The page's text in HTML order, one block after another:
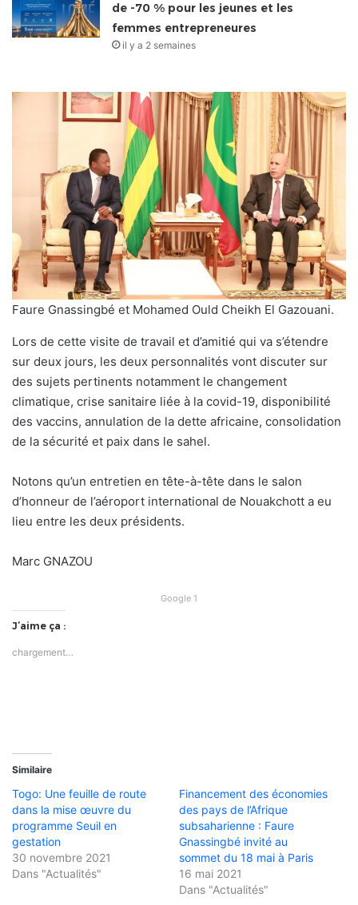
de -70 % pour les jeunes et les
femmes entrepreneures
il y a 2 semaines
Faure Gnassingbé et Mohamed Ould Cheikh El Gazouani.
Lors de cette visite de travail et d’amitié qui va s’étendre
sur deux jours, les deux personnalités vont discuter sur
des sujets pertinents notamment le changement
climatique, crise sanitaire liée à la covid-19, disponibilité
des vaccins, annulation de la dette africaine, consolidation
de la sécurité et paix dans le sahel.
Notons qu’un entretien en tête-à-tête dans le salon
d’honneur de l’aéroport international de Nouakchott a eu
lieu entre les deux présidents.
Marc GNAZOU
Google 1
J’aime ça :
chargement…
Similaire
Togo: Une feuille de route
dans la mise œuvre du
programme Seuil en
gestation
30 novembre 2021
Dans "Actualités"
Financement des économies
des pays de l’Afrique
subsaharienne : Faure
Gnassingbé invité au
sommet du 18 mai à Paris
16 mai 2021
Dans "Actualités"